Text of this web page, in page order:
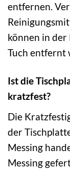
entfernen.
können in der
Tuch entfernt
Ist die
kratzfest?
Die
der
Messing
Messing